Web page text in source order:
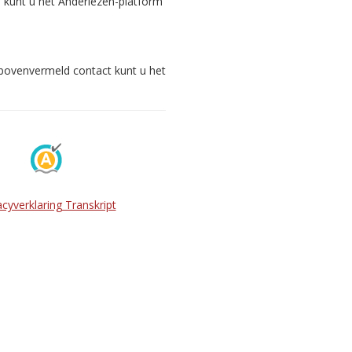
contact kunt u het
Transkript